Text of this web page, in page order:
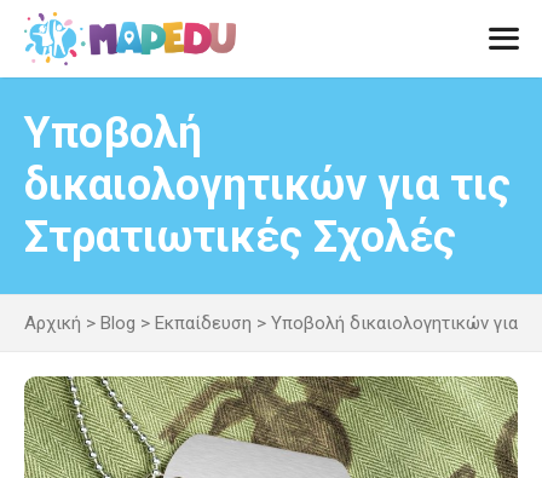
Μετάβαση
περιεχόμενο
Υποβολή
δικαιολογητικών για τις
Στρατιωτικές Σχολές
Αρχική > Blog > Εκπαίδευση > Υποβολή δικαιολογητικών για